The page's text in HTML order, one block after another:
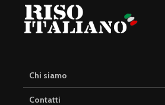
Chi siamo
Contatti